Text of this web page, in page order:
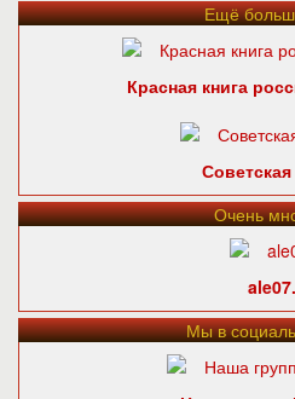
Ещё
Красная книга
Очень
Мы в